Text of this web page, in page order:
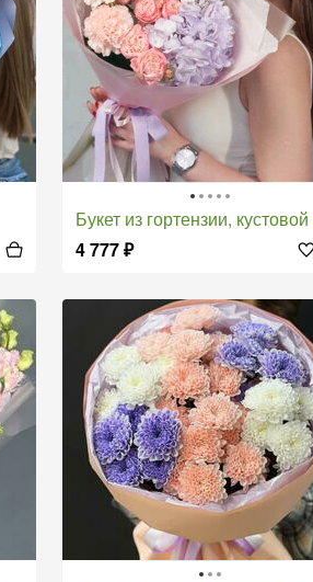
Букет из гортензии, кустовой розы и
4 777₽